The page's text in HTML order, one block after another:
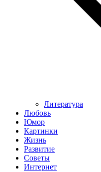
Литература
Любовь
Юмор
Картинки
Жизнь
Развитие
Советы
Интернет